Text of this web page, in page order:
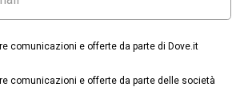
comunicazioni e offerte da parte di Dove.it
comunicazioni e offerte da parte delle società